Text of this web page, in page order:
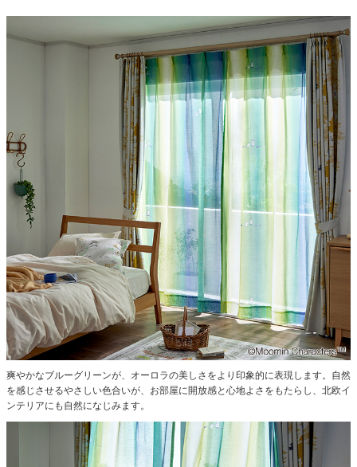
爽やかなブルーグリーンが、オーロラの美しさをより印象的に表現します。 自然
を感じさせるやさしい色合いが、お部屋に開放感と心地よさをもたらし、北欧イ
ンテリアにも自然になじみます。